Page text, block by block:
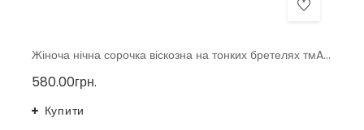
Жіноча нічна сорочка віскозна на тонких бретелях тмAkcent, Польща р. 40-48
580.00грн.
Купити